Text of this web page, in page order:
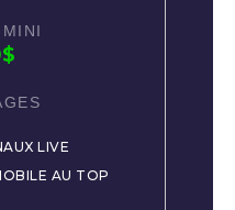
LIVE
AU TOP